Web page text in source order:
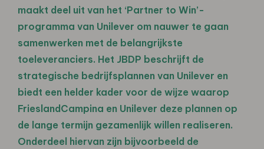
maakt deel uit van het ‘Partner to Win’-
programma van Unilever om nauwer te gaan
samenwerken met de belangrijkste
toeleveranciers. Het JBDP beschrijft de
strategische bedrijfsplannen van Unilever en
biedt een helder kader voor de wijze waarop
FrieslandCampina en Unilever deze plannen op
de lange termijn gezamenlijk willen realiseren.
Onderdeel hiervan zijn bijvoorbeeld de